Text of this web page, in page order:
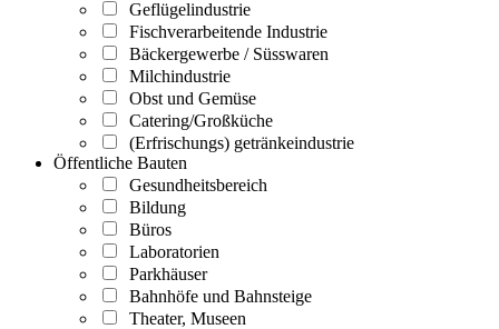
Geflügelindustrie
Fischverarbeitende Industrie
Bäckergewerbe / Süsswaren
Milchindustrie
Obst und Gemüse
Catering/Großküche
(Erfrischungs) getränkeindustrie
Öffentliche Bauten
Gesundheitsbereich
Bildung
Büros
Laboratorien
Parkhäuser
Bahnhöfe und Bahnsteige
Theater, Museen